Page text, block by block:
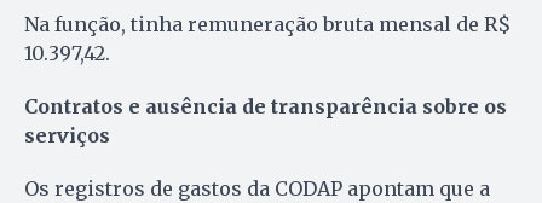
Na função, tinha remuneração bruta mensal de R$
10.397,42.
Contratos e ausência de transparência sobre os
serviços
Os registros de gastos da CODAP apontam que a